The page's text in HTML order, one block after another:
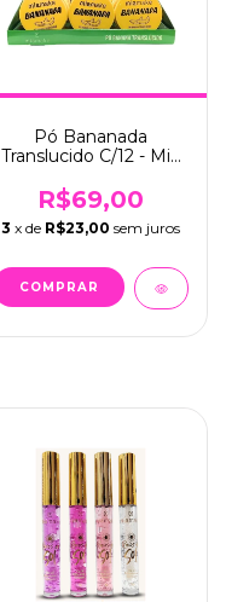
Pó Bananada
Translucido C/12 - Mia
R$69,00
3 x de R$23,00 sem juros